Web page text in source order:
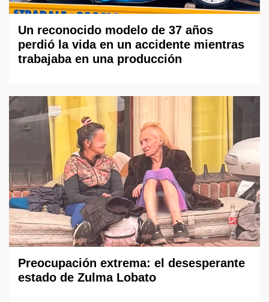
Un reconocido modelo de 37 años
perdió la vida en un accidente mientras
trabajaba en una producción
Preocupación extrema: el desesperante
estado de Zulma Lobato